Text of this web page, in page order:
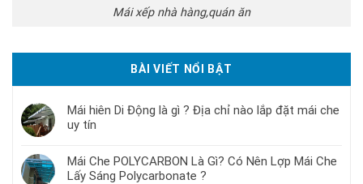
Mái xếp nhà hàng,quán ăn
BÀI VIẾT NỔI BẬT
Mái hiên Di Động là gì ? Địa chỉ nào lắp đặt mái che
uy tín
Mái Che POLYCARBON Là Gì? Có Nên Lợp Mái Che
Lấy Sáng Polycarbonate ?